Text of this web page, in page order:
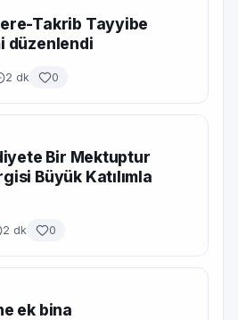
Takrib Tayyibe
düzenlendi
2 dk 0
Bir Mektuptur
Büyük Katılımla
2 dk 0
ek bina